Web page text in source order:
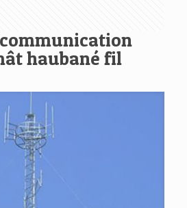
haubané fil